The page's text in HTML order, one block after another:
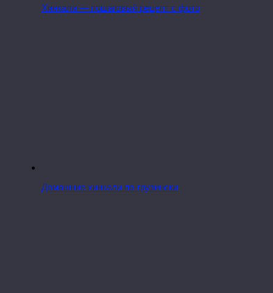
Хинкали — пошаговый рецепт с фото
Домашние хинкали по-грузински